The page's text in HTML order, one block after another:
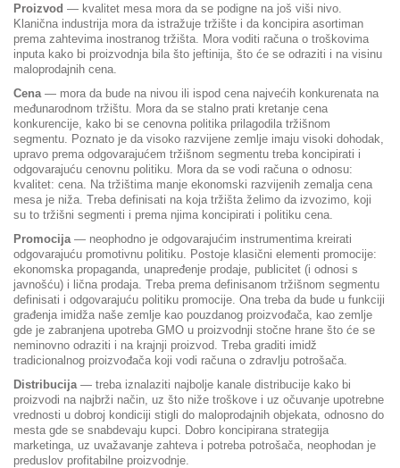
Proizvod — kvalitet mesa mora da se podigne na još viši nivo.
Klanična industrija mora da istražuje tržište i da koncipira asortiman
prema zahtevima inostranog tržišta. Mora voditi računa o troškovima
inputa kako bi proizvodnja bila što jeftinija, što će se odraziti i na visinu
maloprodajnih cena.
Cena — mora da bude na nivou ili ispod cena najvećih konkurenata na
međunarodnom tržištu. Mora da se stalno prati kretanje cena
konkurencije, kako bi se cenovna politika prilagodila tržišnom
segmentu. Poznato je da visoko razvijene zemlje imaju visoki dohodak,
upravo prema odgovarajućem tržišnom segmentu treba koncipirati i
odgovarajuću cenovnu politiku. Mora da se vodi računa o odnosu:
kvalitet: cena. Na tržištima manje ekonomski razvijenih zemalja cena
mesa je niža. Treba definisati na koja tržišta želimo da izvozimo, koji
su to tržišni segmenti i prema njima koncipirati i politiku cena.
Promocija — neophodno je odgovarajućim instrumentima kreirati
odgovarajuću promotivnu politiku. Postoje klasični elementi promocije:
ekonomska propaganda, unapređenje prodaje, publicitet (i odnosi s
javnošću) i lična prodaja. Treba prema definisanom tržišnom segmentu
definisati i odgovarajuću politiku promocije. Ona treba da bude u funkciji
građenja imidža naše zemlje kao pouzdanog proizvođača, kao zemlje
gde je zabranjena upotreba GMO u proizvodnji stočne hrane što će se
neminovno odraziti i na krajnji proizvod. Treba graditi imidž
tradicionalnog proizvođača koji vodi računa o zdravlju potrošača.
Distribucija — treba iznalaziti najbolje kanale distribucije kako bi
proizvodi na najbrži način, uz što niže troškove i uz očuvanje upotrebne
vrednosti u dobroj kondiciji stigli do maloprodajnih objekata, odnosno do
mesta gde se snabdevaju kupci. Dobro koncipirana strategija
marketinga, uz uvažavanje zahteva i potreba potrošača, neophodan je
preduslov profitabilne proizvodnje.